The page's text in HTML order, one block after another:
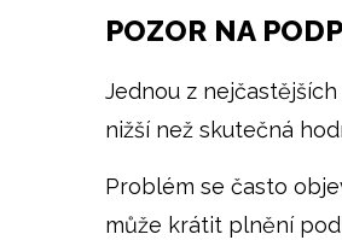
POZOR NA
Jednou z
nižší než skutečná
Problém se často
může krátit plnění